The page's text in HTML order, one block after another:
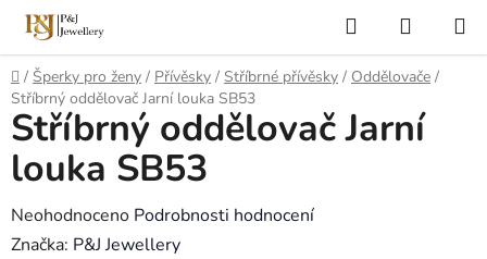
Přejít
obsah
Hledat
KOŠÍK
Domů
/ Šperky pro ženy / Přívěsky / Stříbrné přívěsky / Oddělovače /
Stříbrný oddělovač Jarní louka SB53
Stříbrný oddělovač Jarní
louka SB53
Průměrné
hodnocení
Neohodnoceno Podrobnosti hodnocení
Značka: P&J Jewellery